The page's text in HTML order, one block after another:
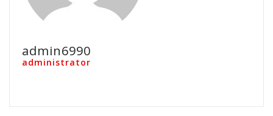
admin6990
administrator